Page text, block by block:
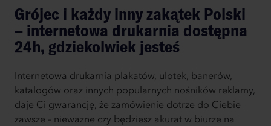
Grójec i każdy inny zakątek Polski
– internetowa drukarnia dostępna
24h, gdziekolwiek jesteś
Internetowa drukarnia plakatów, ulotek, banerów,
katalogów oraz innych popularnych nośników reklamy,
daje Ci gwarancję, że zamówienie dotrze do Ciebie
zawsze – nieważne czy będziesz akurat w biurze na